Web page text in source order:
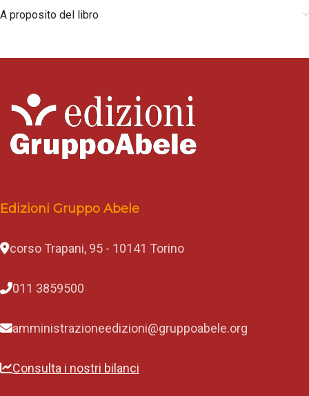
A proposito del libro
Edizioni Gruppo Abele
corso Trapani, 95 - 10141 Torino
011 3859500
amministrazioneedizioni@gruppoabele.org
Consulta i nostri bilanci